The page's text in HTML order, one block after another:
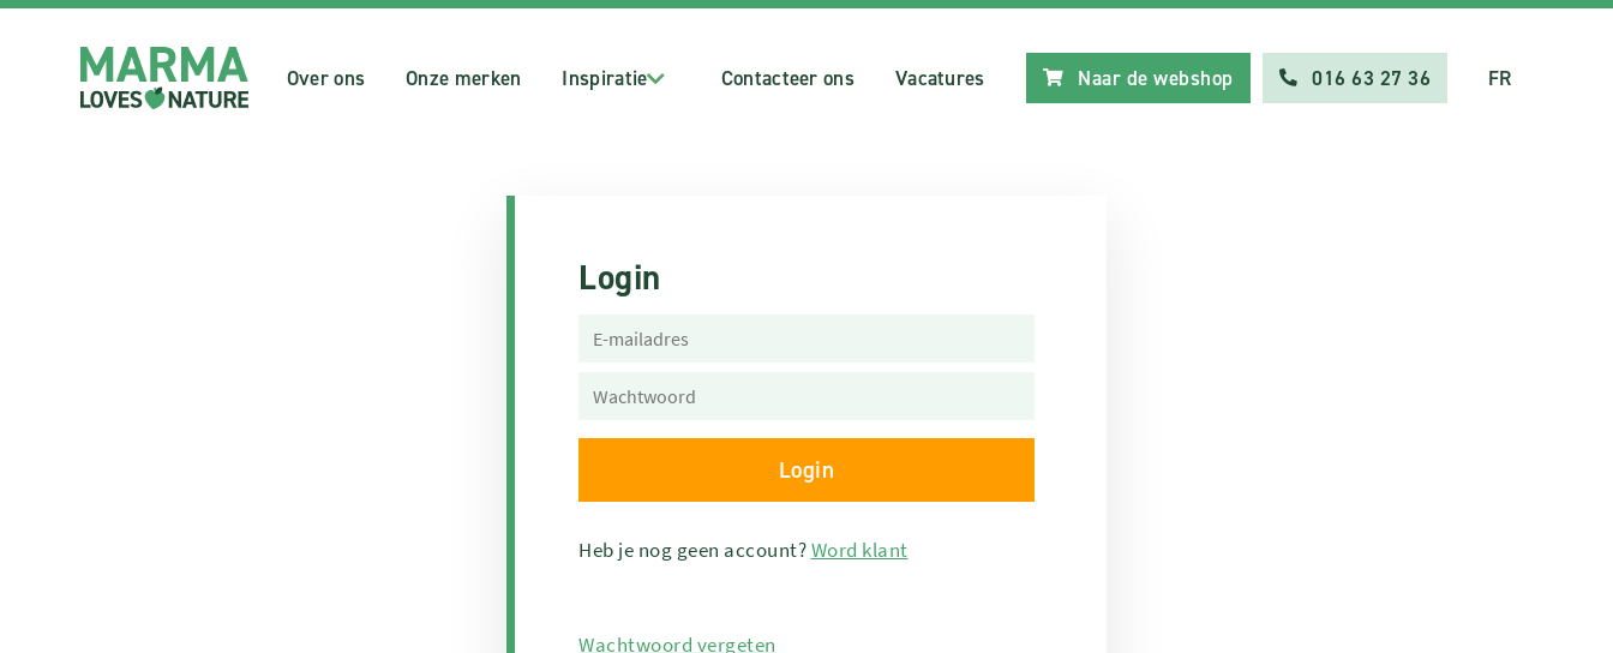
Over ons Onze merken Inspiratie Contacteer ons Vacatures Naar de webshop 016 63 27 36 FR
Login
Heb je nog geen account?Word klant
Wachtwoord vergeten